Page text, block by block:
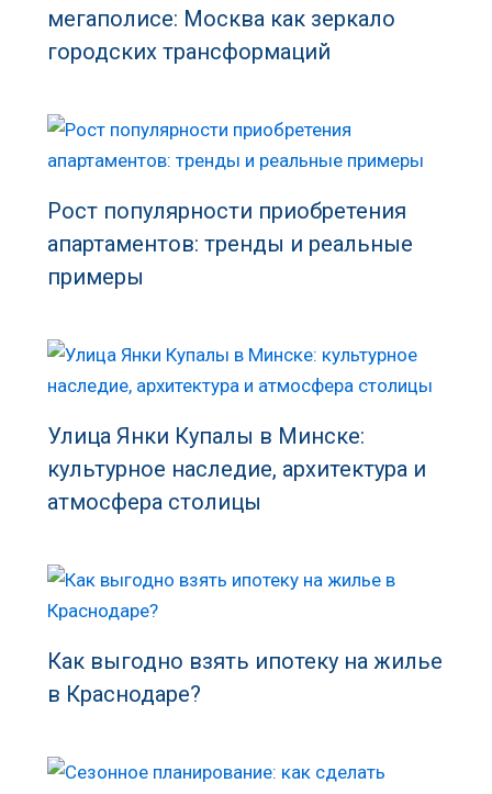
мегаполисе: Москва как зеркало
городских трансформаций
Рост популярности приобретения
апартаментов: тренды и реальные
примеры
Улица Янки Купалы в Минске:
культурное наследие, архитектура и
атмосфера столицы
Как выгодно взять ипотеку на жилье
в Краснодаре?